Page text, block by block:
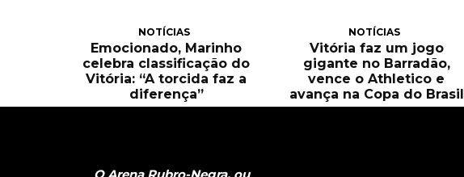
NOTÍCIAS
Emocionado, Marinho
celebra classificação do
Vitória: “A torcida faz a
diferença”
NOTÍCIAS
Vitória faz um jogo
gigante no Barradão,
vence o Athletico e
avança na Copa do Brasil